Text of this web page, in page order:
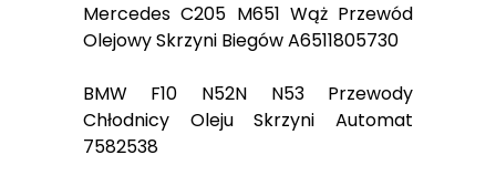
Mercedes C205 M651 Wąż Przewód
Olejowy Skrzyni Biegów A6511805730
BMW F10 N52N N53 Przewody
Chłodnicy Oleju Skrzyni Automat
7582538